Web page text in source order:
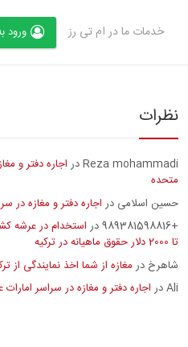
خدمات ما در ام تی رز ورود
نظرات
Reza mohammadiدر اجاره دفتر و
متحده
حسین اسلامی در اجاره دفتر و مغازه در
+989381598816
در
تا 2000 دلار حقوق ماهیانه در ترکیه
شاهرخ در مغازه از شما اخذ نمایندگی از
Aliدر اجاره دفتر و مغازه در سراسر